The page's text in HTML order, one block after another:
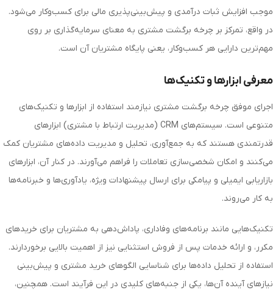
موجب افزایش ثبات درآمدی و پیش‌بینی‌پذیری مالی برای کسب‌وکار می‌شود.
در واقع، تمرکز بر چرخه برگشت مشتری به معنای سرمایه‌گذاری بر روی
مهم‌ترین دارایی هر کسب‌وکار، یعنی پایگاه مشتریان آن است.
معرفی ابزارها و تکنیک‌ها
اجرای موفق چرخه برگشت مشتری نیازمند استفاده از ابزارها و تکنیک‌های
متنوعی است. سیستم‌های CRM (مدیریت ارتباط با مشتری) ابزارهای
قدرتمندی هستند که به جمع‌آوری، تحلیل و مدیریت داده‌های مشتریان کمک
می‌کنند و امکان شخصی‌سازی تعاملات را فراهم می‌آورند. در کنار آن، ابزارهای
بازاریابی ایمیلی و پیامکی برای ارسال پیشنهادات ویژه، یادآوری‌ها و خبرنامه‌ها
به کار می‌روند.
تکنیک‌هایی مانند برنامه‌های وفاداری، پاداش‌دهی به مشتریان برای خریدهای
مکرر، و ارائه خدمات پس از فروش استثنایی نیز از اهمیت بالایی برخوردارند.
استفاده از تحلیل داده‌ها برای شناسایی الگوهای خرید مشتری و پیش‌بینی
نیازهای آینده آن‌ها، یکی از جنبه‌های کلیدی در این فرآیند است. همچنین،